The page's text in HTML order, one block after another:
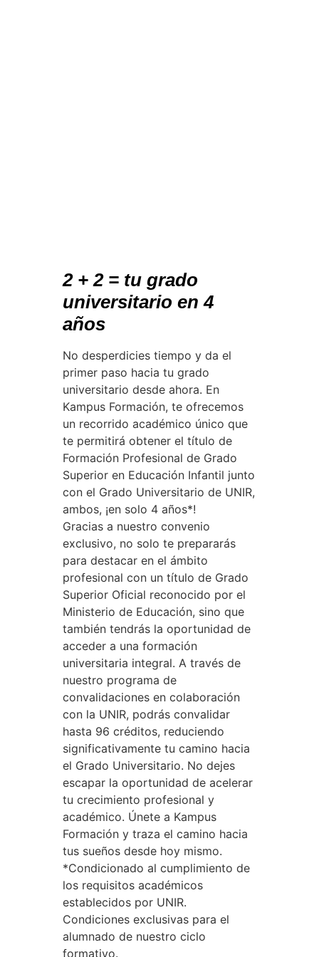
2 + 2 = tu grado
universitario en 4
años
No desperdicies tiempo y da el
primer paso hacia tu grado
universitario desde ahora. En
Kampus Formación, te ofrecemos
un recorrido académico único que
te permitirá obtener el título de
Formación Profesional de Grado
Superior en Educación Infantil junto
con el Grado Universitario de UNIR,
ambos, ¡en solo 4 años*!
Gracias a nuestro convenio
exclusivo, no solo te prepararás
para destacar en el ámbito
profesional con un título de Grado
Superior Oficial reconocido por el
Ministerio de Educación, sino que
también tendrás la oportunidad de
acceder a una formación
universitaria integral. A través de
nuestro programa de
convalidaciones en colaboración
con la UNIR, podrás convalidar
hasta 96 créditos, reduciendo
significativamente tu camino hacia
el Grado Universitario. No dejes
escapar la oportunidad de acelerar
tu crecimiento profesional y
académico. Únete a Kampus
Formación y traza el camino hacia
tus sueños desde hoy mismo.
*Condicionado al cumplimiento de
los requisitos académicos
establecidos por UNIR.
Condiciones exclusivas para el
alumnado de nuestro ciclo
formativo.